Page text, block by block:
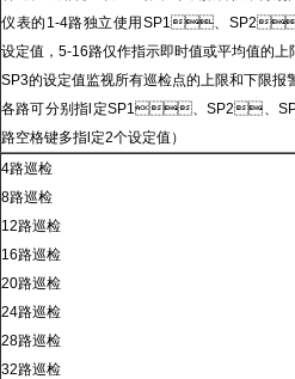
仪表的1-4路独立使用SP1、
设定值，5-16路仅作指示即时值或平均值的
SP3的设定值监视所有巡检点的上限和下限报
各路可分别指l定SP1、SP2、
路空格键多指l定2个设定值）
4路巡检
8路巡检
12路巡检
16路巡检
20路巡检
24路巡检
28路巡检
32路巡检